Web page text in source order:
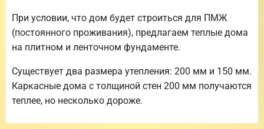
При условии, что дом будет строиться для ПМЖ
(постоянного проживания), предлагаем теплые дома
на плитном и ленточном фундаменте.
Существует два размера утепления: 200 мм и 150 мм.
Каркасные дома с толщиной стен 200 мм получаются
теплее, но несколько дороже.